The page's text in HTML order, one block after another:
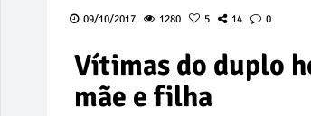
09/10/2017 1280 5 14 0
Vítimas do duplo
mãe e filha